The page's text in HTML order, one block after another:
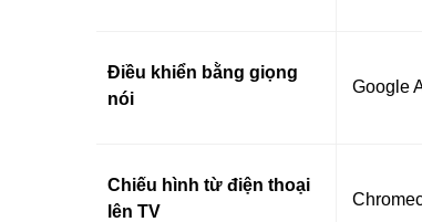
Điều khiển bằng giọng
nói
Google
Chiếu hình từ điện thoại
lên TV